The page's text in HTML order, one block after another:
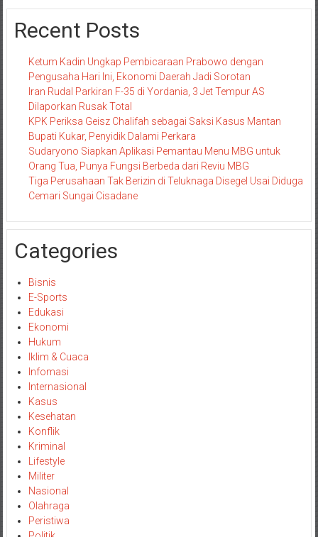
Recent Posts
Ketum Kadin Ungkap Pembicaraan Prabowo dengan
Pengusaha Hari Ini, Ekonomi Daerah Jadi Sorotan
Iran Rudal Parkiran F-35 di Yordania, 3 Jet Tempur AS
Dilaporkan Rusak Total
KPK Periksa Geisz Chalifah sebagai Saksi Kasus Mantan
Bupati Kukar, Penyidik Dalami Perkara
Sudaryono Siapkan Aplikasi Pemantau Menu MBG untuk
Orang Tua, Punya Fungsi Berbeda dari Reviu MBG
Tiga Perusahaan Tak Berizin di Teluknaga Disegel Usai Diduga
Cemari Sungai Cisadane
Categories
Bisnis
E-Sports
Edukasi
Ekonomi
Hukum
Iklim & Cuaca
Infomasi
Internasional
Kasus
Kesehatan
Konflik
Kriminal
Lifestyle
Militer
Nasional
Olahraga
Peristiwa